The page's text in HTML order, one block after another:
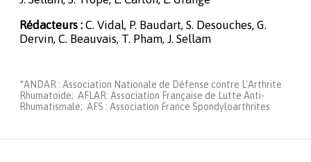
Rédacteurs : C. Vidal, P. Baudart, S. Desouches, G.
Dervin, C. Beauvais, T. Pham, J. Sellam
*ANDAR : Association Nationale de Défense contre L'Arthrite
Rhumatoide; AFLAR: Association Française de Lutte Anti-
Rhumatismale; AFS : Association France Spondyloarthrites